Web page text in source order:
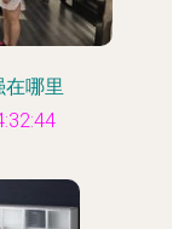
哪里